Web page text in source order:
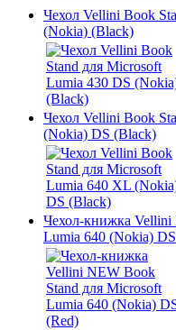
Чехол Vellini Book
(Nokia) (Black)
Чехол Vellini Book
(Nokia) DS (Black)
Чехол-книжка Vellini
Lumia 640 (Nokia)